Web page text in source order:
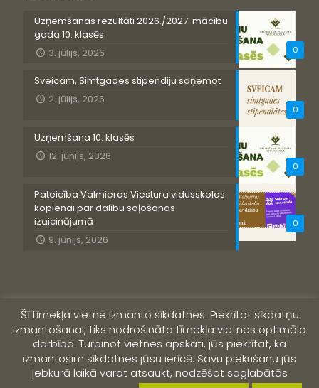
0
Uzņemšanas rezultāti 2026./2027. mācību
gada 10. klasēs
3. jūlijs, 2026
0
Sveicam, Simtgades stipendiju saņemot
2. jūlijs, 2026
0
Uzņemšana 10. klasēs
12. jūnijs, 2026
0
Pateicība Valmieras Viestura vidusskolas
kopienai par dalību soļošanas
izaicinājumā
9. jūnijs, 2026
© 2019 Valmieras Viestura vidusskola
Šī tīmekļa vietne izmanto sīkdatnes. Piekrītot sīkdatņu
izmantošanai, tiks nodrošināta tīmekļa vietnes optimāla
darbība. Turpinot vietnes apskati, jūs piekrītat, ka
izmantosim sīkdatnes jūsu ierīcē. Savu piekrišanu jūs
jebkurā laikā varat atsaukt, nodzēšot saglabātās